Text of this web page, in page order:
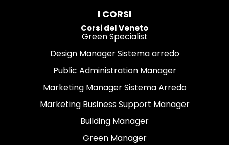
I CORSI
Corsi del Veneto
Green Specialist
Design Manager Sistema arredo
Public Administration Manager
Marketing Manager Sistema Arredo
Marketing Business Support Manager
Building Manager
Green Manager